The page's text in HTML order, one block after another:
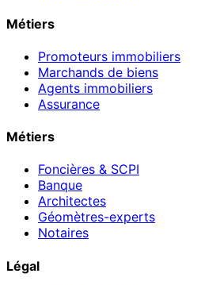
Métiers
Promoteurs immobiliers
Marchands de biens
Agents immobiliers
Assurance
Métiers
Foncières & SCPI
Banque
Architectes
Géomètres-experts
Notaires
Légal